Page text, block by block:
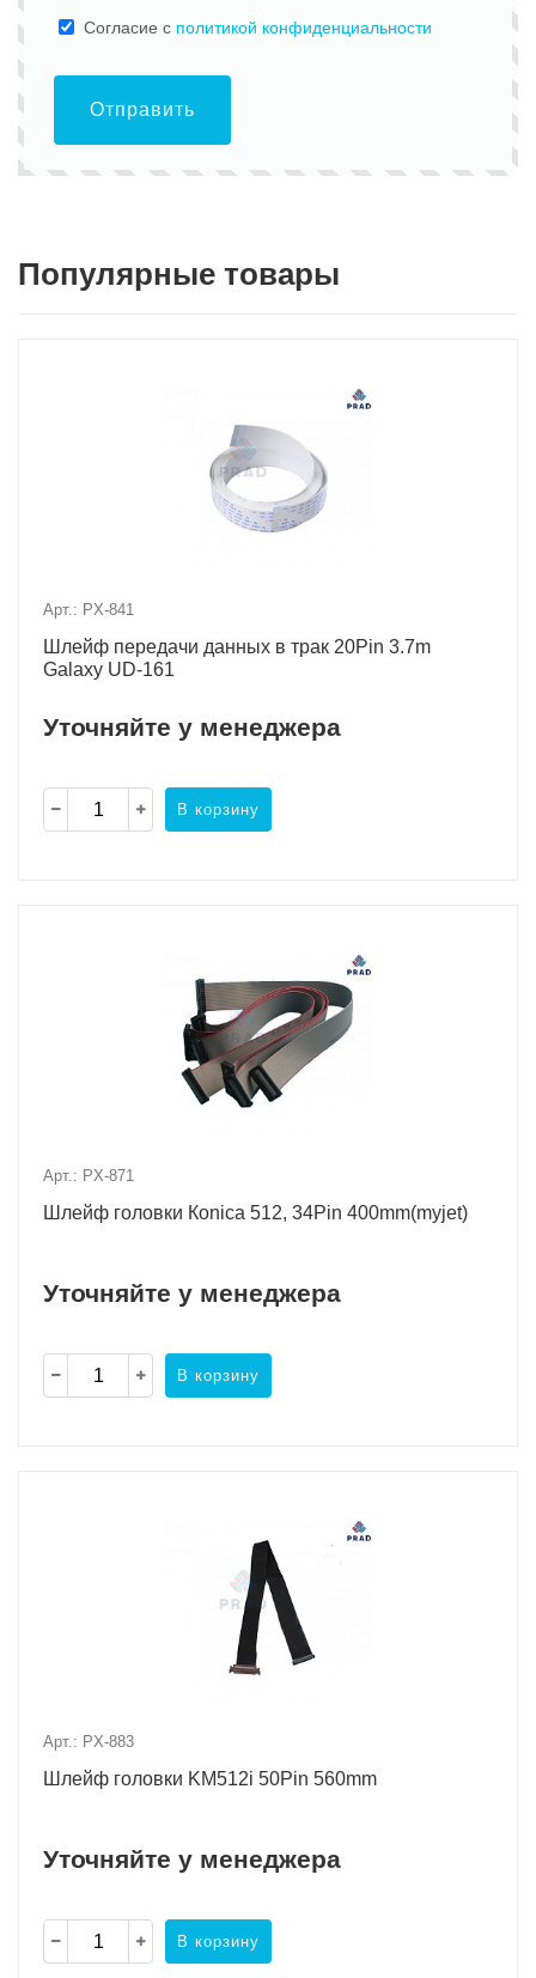
Cогласие с политикой конфиденциальности
Отправить
Популярные товары
Арт.: PX-841
Шлейф передачи данных в трак 20Pin 3.7m
Galaxy UD-161
Уточняйте у менеджера
В корзину
Арт.: PX-871
Шлейф головки Коnica 512, 34Pin 400mm(myjet)
Уточняйте у менеджера
В корзину
Арт.: PX-883
Шлейф головки KM512i 50Pin 560mm
Уточняйте у менеджера
В корзину